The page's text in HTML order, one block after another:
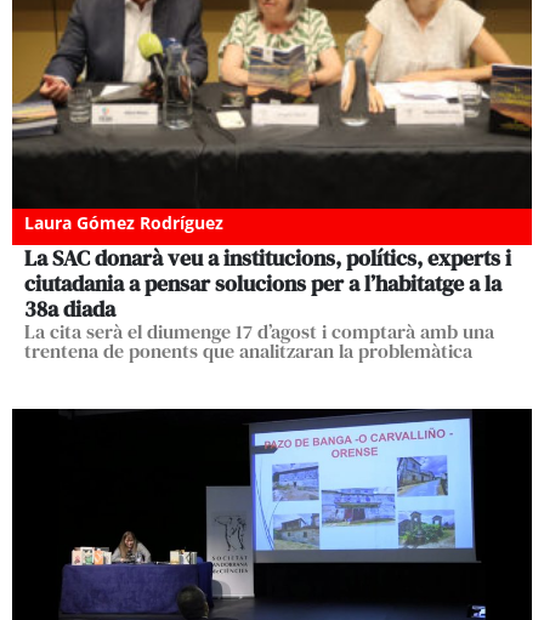
Laura Gómez Rodríguez
La SAC donarà veu a institucions, polítics, experts i
ciutadania a pensar solucions per a l’habitatge a la
38a diada
La cita serà el diumenge 17 d’agost i comptarà amb una
trentena de ponents que analitzaran la problemàtica